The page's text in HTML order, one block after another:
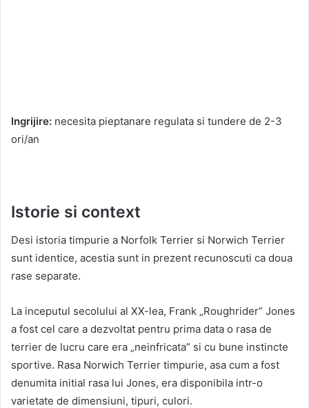
Ingrijire: necesita pieptanare regulata si tundere de 2-3
ori/an
Istorie si context
Desi istoria timpurie a Norfolk Terrier si Norwich Terrier
sunt identice, acestia sunt in prezent recunoscuti ca doua
rase separate.
La inceputul secolului al XX-lea, Frank „Roughrider” Jones
a fost cel care a dezvoltat pentru prima data o rasa de
terrier de lucru care era „neinfricata” si cu bune instincte
sportive. Rasa Norwich Terrier timpurie, asa cum a fost
denumita initial rasa lui Jones, era disponibila intr-o
varietate de dimensiuni, tipuri, culori.